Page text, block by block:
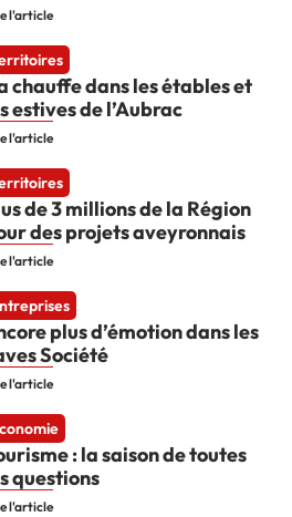
l'article
chauffe dans les étables et
estives de l’Aubrac
l'article
de 3 millions de la Région
des projets aveyronnais
l'article
plus d’émotion dans les
Société
l'article
: la saison de toutes
questions
l'article